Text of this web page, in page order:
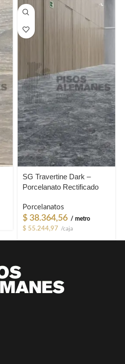
SG Travertine Dark –
Porcelanato Rectificado
Porcelanatos
$38.364,56 / metro
$ 55.244,97 /caja